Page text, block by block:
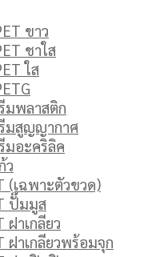
ขาว
ชาใส
ใส
มพลาสติก
มสูญญากาศ
มอะคริลิค
ว
(เฉพาะตัวขวด)
ปั๊มมูส
ฝาเกลียว
ฝาเกลียวพร้อมจุก